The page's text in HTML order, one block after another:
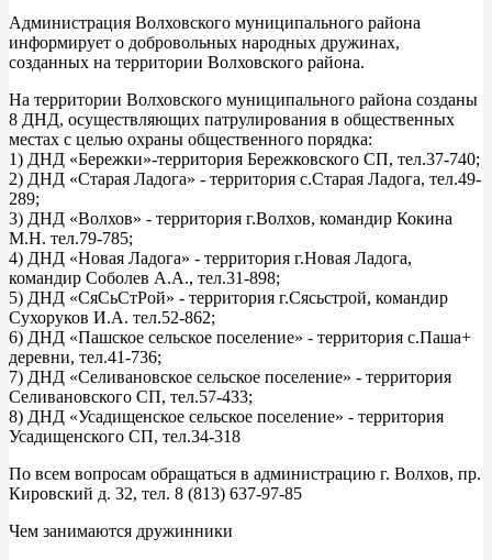
Администрация Волховского муниципального района
информирует о добровольных народных дружинах,
созданных на территории Волховского района.
На территории Волховского муниципального района созданы
8 ДНД, осуществляющих патрулирования в общественных
местах с целью охраны общественного порядка:
1) ДНД «Бережки»-территория Бережковского СП, тел.37-740;
2) ДНД «Старая Ладога» - территория с.Старая Ладога, тел.49-
289;
3) ДНД «Волхов» - территория г.Волхов, командир Кокина
М.Н. тел.79-785;
4) ДНД «Новая Ладога» - территория г.Новая Ладога,
командир Соболев А.А., тел.31-898;
5) ДНД «СяСьСтРой» - территория г.Сясьстрой, командир
Сухоруков И.А. тел.52-862;
6) ДНД «Пашское сельское поселение» - территория с.Паша+
деревни, тел.41-736;
7) ДНД «Селивановское сельское поселение» - территория
Селивановского СП, тел.57-433;
8) ДНД «Усадищенское сельское поселение» - территория
Усадищенского СП, тел.34-318
По всем вопросам обращаться в администрацию г. Волхов, пр.
Кировский д. 32, тел. 8 (813) 637-97-85
Чем занимаются дружинники